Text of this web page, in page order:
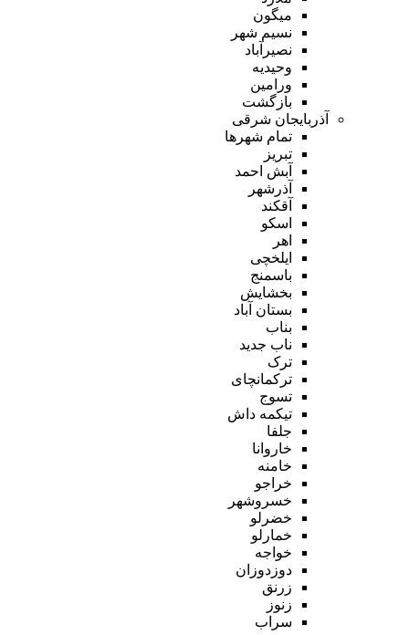
میگون
نسیم شهر
نصیرآباد
وحیدیه
ورامین
بازگشت
آذربایجان شرقی
تمام شهر‌ها
تبریز
آبش احمد
آذرشهر
آقکند
اسکو
اهر
ایلخچی
باسمنج
بخشایش
بستان آباد
بناب
ناب جدید
ترک
ترکمانچای
تسوج
تیکمه داش
جلفا
خاروانا
خامنه
خراجو
خسروشهر
خضرلو
خمارلو
خواجه
دوزدوزان
زرنق
زنوز
سراب